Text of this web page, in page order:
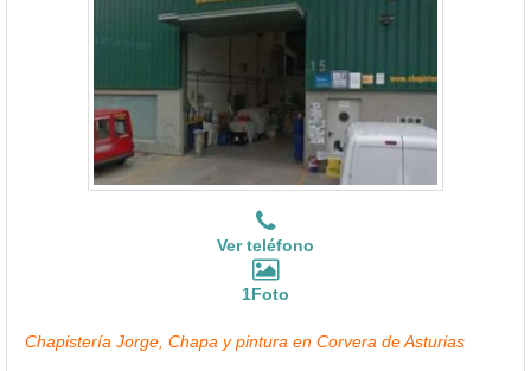
Ver teléfono
1Foto
Chapistería Jorge, Chapa y pintura en Corvera de Asturias